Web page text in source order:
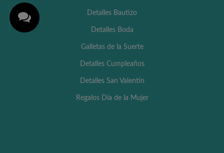
Detalles Bautizo
Detalles Boda
Galletas de la Suerte
Detalles Cumpleaños
Detalles San Valentín
Regalos Día de la Mujer